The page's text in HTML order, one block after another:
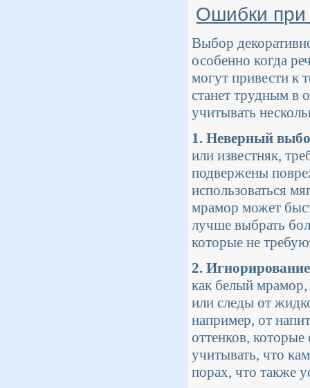
Ошибки при
Выбор
особенно когда
могут привести к
станет трудным в
учитывать
1. Неверный
или известняк,
подвержены
использоваться
мрамор может
лучше выбрать
которые не
2.
как белый
или следы от
например, от
оттенков,
учитывать, что
порах, что также